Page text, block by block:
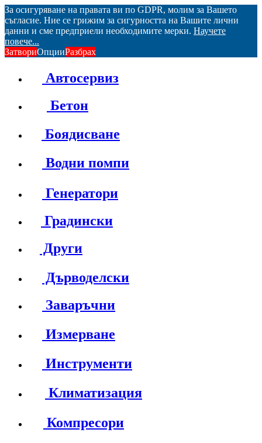
За осигуряване на правата ви по GDPR, молим за Вашето
съгласие. Ние се грижим за сигурността на Вашите лични
данни и сме предприели необходимите мерки. Научете
повече...
ЗатвориОпцииРазбрах
Автосервиз
Бетон
Боядисване
Водни помпи
Генератори
Градински
Други
Дърводелски
Заваръчни
Измерване
Инструменти
Климатизация
Компресори